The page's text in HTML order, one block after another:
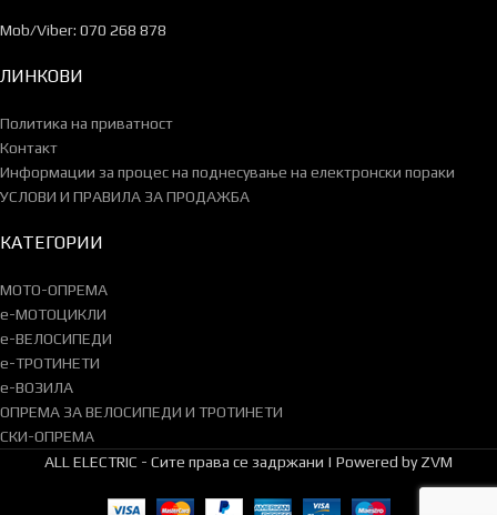
Mob/Viber: 070 268 878
ЛИНКОВИ
Политика на приватност
Контакт
Информации за процес на поднесување на електронски пораки
УСЛОВИ И ПРАВИЛА ЗА ПРОДАЖБА
КАТЕГОРИИ
МОТО-ОПРЕМА
e-МОТОЦИКЛИ
e-ВЕЛОСИПЕДИ
e-ТРОТИНЕТИ
e-ВОЗИЛА
ОПРЕМА ЗА ВЕЛОСИПЕДИ И ТРОТИНЕТИ
СКИ-ОПРЕМА
ALL ELECTRIC - Сите права се задржани | Powered by ZVM